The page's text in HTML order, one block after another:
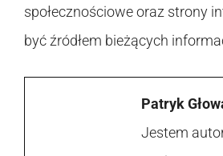
społecznościowe oraz strony
być źródłem bieżących
Patryk
Jestem